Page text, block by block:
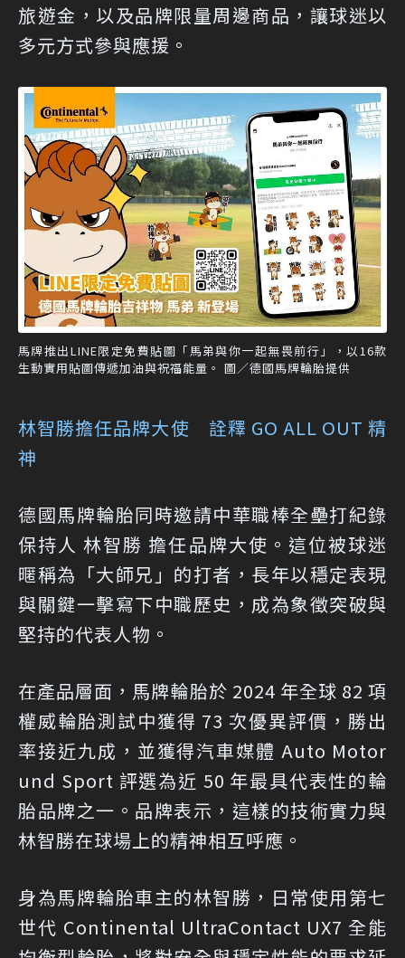
旅遊金，以及品牌限量周邊商品，讓球迷以
多元方式參與應援。
馬牌推出LINE限定免費貼圖「馬弟與你一起無畏前行」，以16款
生動實用貼圖傳遞加油與祝福能量。 圖／德國馬牌輪胎提供
林智勝擔任品牌大使 詮釋 GO ALL OUT 精
神
德國馬牌輪胎同時邀請中華職棒全壘打紀錄
保持人 林智勝 擔任品牌大使。這位被球迷
暱稱為「大師兄」的打者，長年以穩定表現
與關鍵一擊寫下中職歷史，成為象徵突破與
堅持的代表人物。
在產品層面，馬牌輪胎於 2024 年全球 82 項
權威輪胎測試中獲得 73 次優異評價，勝出
率接近九成，並獲得汽車媒體 Auto Motor
und Sport 評選為近 50 年最具代表性的輪
胎品牌之一。品牌表示，這樣的技術實力與
林智勝在球場上的精神相互呼應。
身為馬牌輪胎車主的林智勝，日常使用第七
世代 Continental UltraContact UX7 全能